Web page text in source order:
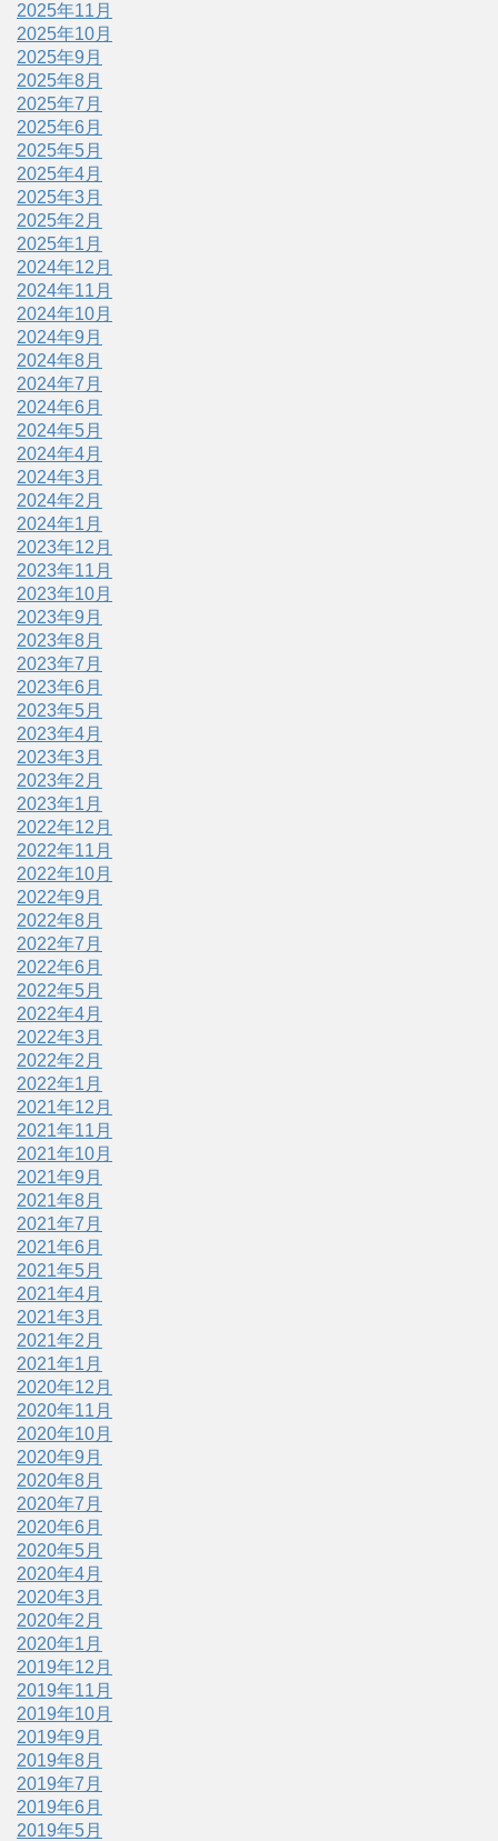
2025年11月
2025年10月
2025年9月
2025年8月
2025年7月
2025年6月
2025年5月
2025年4月
2025年3月
2025年2月
2025年1月
2024年12月
2024年11月
2024年10月
2024年9月
2024年8月
2024年7月
2024年6月
2024年5月
2024年4月
2024年3月
2024年2月
2024年1月
2023年12月
2023年11月
2023年10月
2023年9月
2023年8月
2023年7月
2023年6月
2023年5月
2023年4月
2023年3月
2023年2月
2023年1月
2022年12月
2022年11月
2022年10月
2022年9月
2022年8月
2022年7月
2022年6月
2022年5月
2022年4月
2022年3月
2022年2月
2022年1月
2021年12月
2021年11月
2021年10月
2021年9月
2021年8月
2021年7月
2021年6月
2021年5月
2021年4月
2021年3月
2021年2月
2021年1月
2020年12月
2020年11月
2020年10月
2020年9月
2020年8月
2020年7月
2020年6月
2020年5月
2020年4月
2020年3月
2020年2月
2020年1月
2019年12月
2019年11月
2019年10月
2019年9月
2019年8月
2019年7月
2019年6月
2019年5月